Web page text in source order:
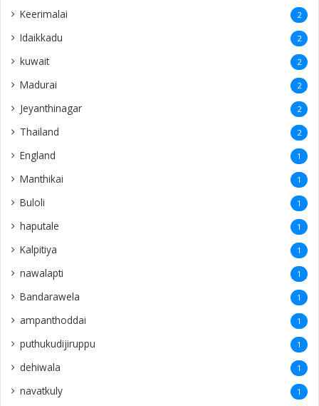
Keerimalai 2
Idaikkadu 2
kuwait 2
Madurai 2
Jeyanthinagar 2
Thailand 2
England 1
Manthikai 1
Buloli 1
haputale 1
Kalpitiya 1
nawalapti 1
Bandarawela 1
ampanthoddai 1
puthukudijiruppu 1
dehiwala 1
navatkuly 1